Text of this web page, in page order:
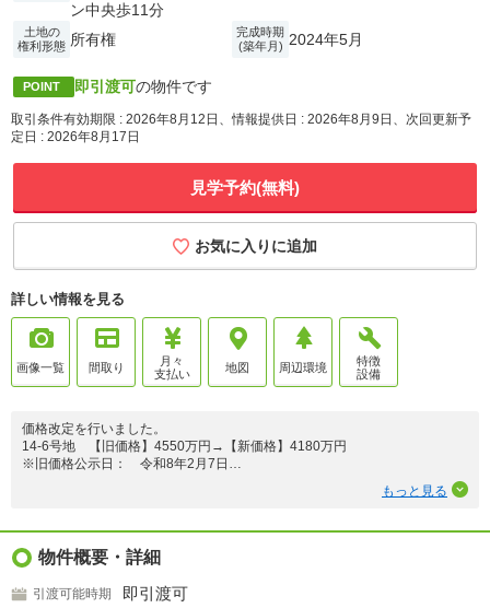
ン中央歩11分
土地の
権利形態 所有権
完成時期
(築年月) 2024年5月
POINT 即引渡可の物件です
取引条件有効期限 : 2026年8月12日、情報提供日 : 2026年8月9日、次回更新予
定日 : 2026年8月17日
見学予約(無料)
お気に入りに追加
詳しい情報を見る
画像一覧 間取り
月々
支払い
地図 周辺環境
特徴
設備
価格改定を行いました。
14-6号地 【旧価格】4550万円→【新価格】4180万円
※旧価格公示日： 令和8年2月7日
もっと見る
物件概要・詳細
引渡可能時期 即引渡可